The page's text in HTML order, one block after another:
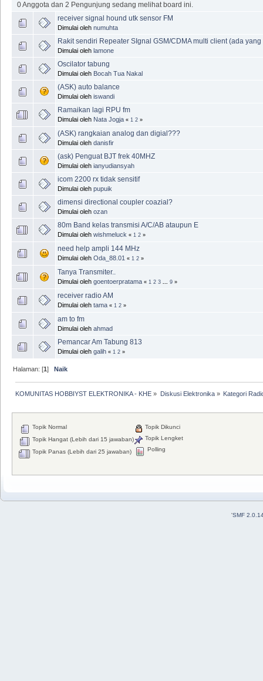
0 Anggota dan 2 Pengunjung sedang melihat board ini.
receiver signal hound utk sensor FM
Dimulai oleh numuhta
Rakit sendiri Repeater SIgnal GSM/CDMA multi client (ada
Dimulai oleh lamone
Oscilator tabung
Dimulai oleh Bocah Tua Nakal
(ASK) auto balance
Dimulai oleh iswandi
Ramaikan lagi RPU fm
Dimulai oleh Nata Jogja « 1 2 »
(ASK) rangkaian analog dan digial???
Dimulai oleh danisfir
(ask) Penguat BJT frek 40MHZ
Dimulai oleh ianyudiansyah
icom 2200 rx tidak sensitif
Dimulai oleh pupuik
dimensi directional coupler coazial?
Dimulai oleh ozan
80m Band kelas transmisi A/C/AB ataupun E
Dimulai oleh wishmeluck « 1 2 »
need help ampli 144 MHz
Dimulai oleh Oda_88.01 « 1 2 »
Tanya Transmiter..
Dimulai oleh goentoerpratama « 1 2 3 ... 9 »
receiver radio AM
Dimulai oleh tama « 1 2 »
am to fm
Dimulai oleh ahmad
Pemancar Am Tabung 813
Dimulai oleh galih « 1 2 »
Halaman: [1]Naik
KOMUNITAS HOBBIYST ELEKTRONIKA - KHE » Diskusi Elektronika» Kategori
Topik Normal
Topik Hangat (Lebih dari 15 jawaban)
Topik Panas (Lebih dari 25 jawaban)
Topik Dikunci
Topik Lengket
Polling
'SMF